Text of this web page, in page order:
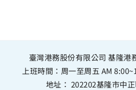
臺灣港務股份有限公司 基隆港
上班時間：周一至周五 AM
地址： 202202基隆市中